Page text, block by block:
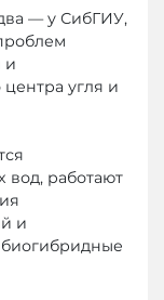
— у СибГИУ,
и
угля и
вод, работают
и